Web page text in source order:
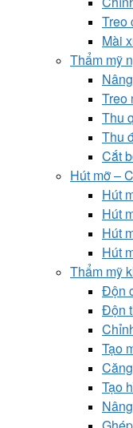
Treo
Mài
Thẩm mỹ
Treo
Thu
Thu
Cắt
Hút mỡ –
Hút
Hút
Hút
Hút
Thẩm mỹ
Độn
Độn
Tạo
Tạo